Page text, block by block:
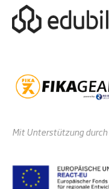
Mit Unterstützung durch